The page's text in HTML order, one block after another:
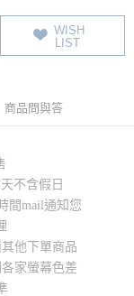
WISH
LIST
商品問與答
不含假日
間mail通知您
他下單商品
家螢幕色差